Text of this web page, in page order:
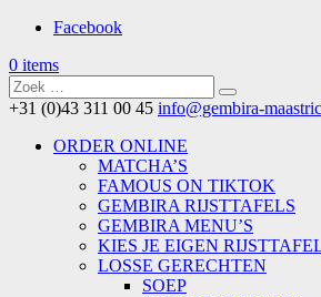
Facebook
0 items
+31 (0)43 311 00 45 info@gembira-
ORDER ONLINE
MATCHA’S
FAMOUS ON TIKTOK
GEMBIRA RIJSTTAFELS
GEMBIRA MENU’S
KIES JE EIGEN
LOSSE GERECHTEN
SOEP